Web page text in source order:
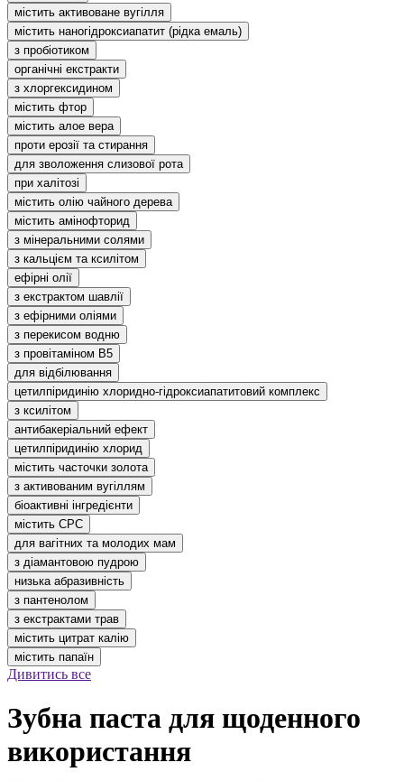
містить активоване вугілля
містить наногідроксиапатит (рідка емаль)
з пробіотиком
органічні екстракти
з хлоргексидином
містить фтор
містить алое вера
проти ерозії та стирання
для зволоження слизової рота
при халітозі
містить олію чайного дерева
містить амінофторид
з мінеральними солями
з кальцієм та ксилітом
ефірні олії
з екстрактом шавлії
з ефірними оліями
з перекисом водню
з провітаміном В5
для відбілювання
цетилпіридинію хлоридно-гідроксиапатитовий комплекс
з ксилітом
антибакеріальний ефект
цетилпіридинію хлорид
містить часточки золота
з активованим вугіллям
біоактивні інгредієнти
містить CPC
для вагітних та молодих мам
з діамантовою пудрою
низька абразивність
з пантенолом
з екстрактами трав
містить цитрат калію
містить папаїн
Дивитись все
Зубна паста для щоденного
використання